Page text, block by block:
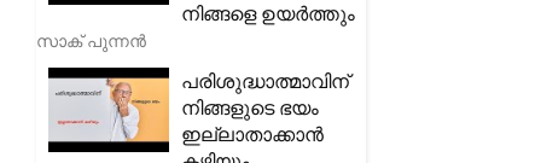
നിങ്ങളെ ഉയർത്തും
സാക് പുന്നൻ
പരിശുദ്ധാത്മാവിന്
നിങ്ങളുടെ ഭയം
ഇല്ലാതാക്കാൻ